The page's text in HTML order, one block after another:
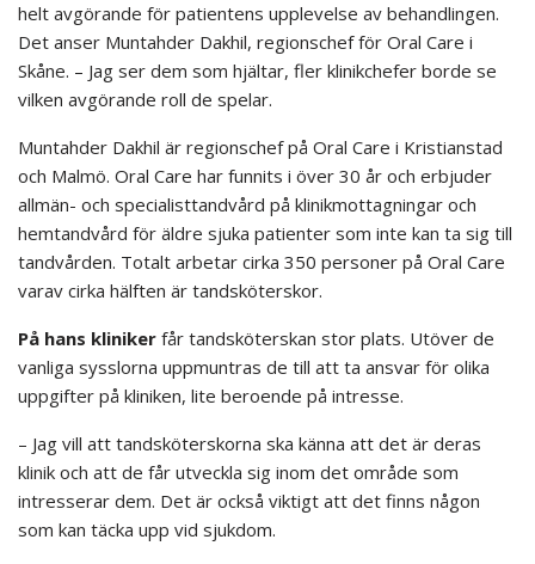
helt avgörande för patientens upplevelse av behandlingen.
Det anser Muntahder Dakhil, regionschef för Oral Care i
Skåne. – Jag ser dem som hjältar, fler klinikchefer borde se
vilken avgörande roll de spelar.
Muntahder Dakhil är regionschef på Oral Care i Kristianstad
och Malmö. Oral Care har funnits i över 30 år och erbjuder
allmän- och specialisttandvård på klinikmottagningar och
hemtandvård för äldre sjuka patienter som inte kan ta sig till
tandvården. Totalt arbetar cirka 350 personer på Oral Care
varav cirka hälften är tandsköterskor.
På hans kliniker får tandsköterskan stor plats. Utöver de
vanliga sysslorna uppmuntras de till att ta ansvar för olika
uppgifter på kliniken, lite beroende på intresse.
– Jag vill att tandsköterskorna ska känna att det är deras
klinik och att de får utveckla sig inom det område som
intresserar dem. Det är också viktigt att det finns någon
som kan täcka upp vid sjukdom.